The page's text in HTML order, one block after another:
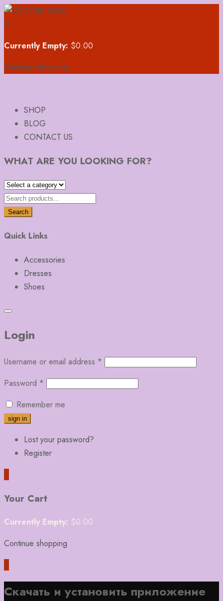
0
Currently Empty: $0.00
Continue shopping
SHOP
BLOG
CONTACT US
WHAT ARE YOU LOOKING FOR?
Search
Quick Links
Accessories
Dresses
Shoes
Login
Username or email address *
Password *
Remember me
Lost your password?
Register
0
Your Cart
Currently Empty: $0.00
Continue shopping
0
Скачать и установить приложение